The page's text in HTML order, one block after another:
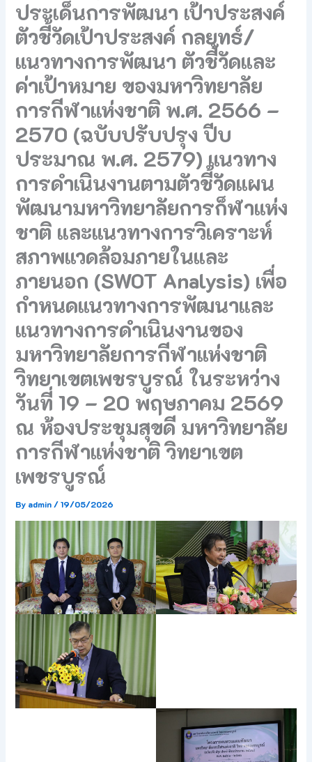
ประเด็นการพัฒนา เป้าประสงค์
ตัวชี้วัดเป้าประสงค์ กลยุทธ์/
แนวทางการพัฒนา ตัวชี้วัดและ
ค่าเป้าหมาย ของมหาวิทยาลัย
การกีฬาแห่งชาติ พ.ศ. 2566 –
2570 (ฉบับปรับปรุง ปีบ
ประมาณ พ.ศ. 2579) แนวทาง
การดำเนินงานตามตัวชี้วัดแผน
พัฒนามหาวิทยาลัยการก็ฬาแห่ง
ชาติ และแนวทางการวิเคราะห์
สภาพแวดล้อมภายในและ
ภายนอก (SWOT Analysis) เพื่อ
กำหนดแนวทางการพัฒนาและ
แนวทางการดำเนินงานของ
มหาวิทยาลัยการกีฬาแห่งชาติ
วิทยาเขตเพชรบูรณ์ ในระหว่าง
วันที่ 19 – 20 พฤษภาคม 2569
ณ ห้องประชุมสุขดี มหาวิทยาลัย
การกีฬาแห่งชาติ วิทยาเขต
เพชรบูรณ์
By admin/19/05/2026